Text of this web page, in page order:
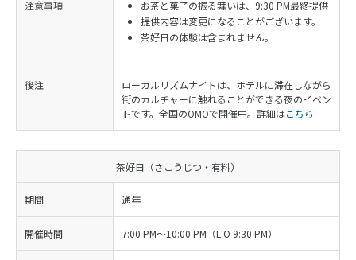
注意事項
お茶と菓子の振る舞いは、9:30 PM最終提供
提供内容は変更になることがございます。
茶好日の体験は含まれません。
後注
ローカルリズムナイトは、ホテルに滞在しながら
街のカルチャーに触れることができる夜のイベン
トです。全国のOMOで開催中。詳細はこちら
茶好日（さこうじつ・有料）
期間 通年
開催時間 7:00 PM～10:00 PM（L.O 9:30 PM）